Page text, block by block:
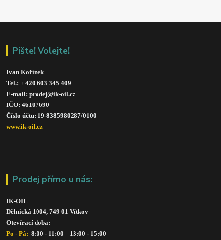
Pište! Volejte!
Ivan Kořínek
Tel.: + 420 603 345 409
E-mail: prodej@ik-oil.cz
IČO: 46107690
Číslo účtu: 19-8385980287/0100
www.ik-oil.cz
Prodej přímo u nás:
IK-OIL
Dělnická 1004, 749 01 Vítkov
Otevírací doba:
Po - Pá: 8:00 - 11:00    13:00 - 15:00